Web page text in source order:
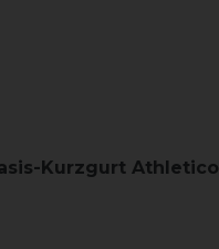
Kurzgurt Athletico